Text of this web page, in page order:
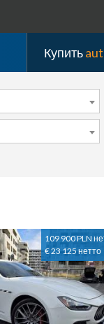
Купить
109 900 PLN
€ 23 125 нетто